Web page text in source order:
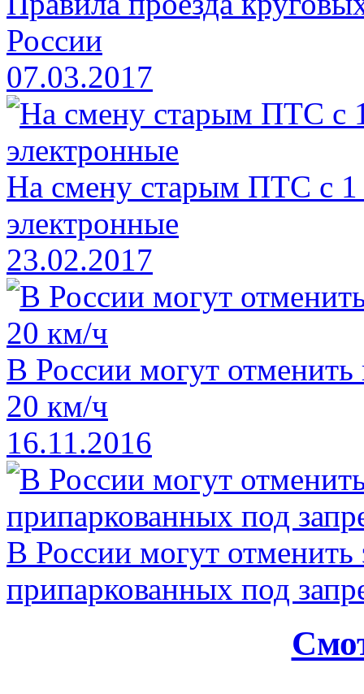
России
07.03.2017
На смену старым ПТС с 1
электронные
23.02.2017
В России могут
20 км/ч
16.11.2016
В России могут
припаркованных под